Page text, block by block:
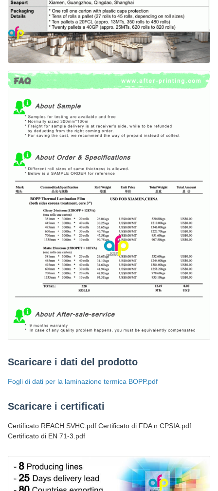
Scaricare i dati del prodotto
Fogli di dati per la laminazione termica BOPP.pdf
Scaricare i certificati
Certificato REACH SVHC.pdf Certificato di FDA n CPSIA.pdf
Certificato di EN 71-3.pdf